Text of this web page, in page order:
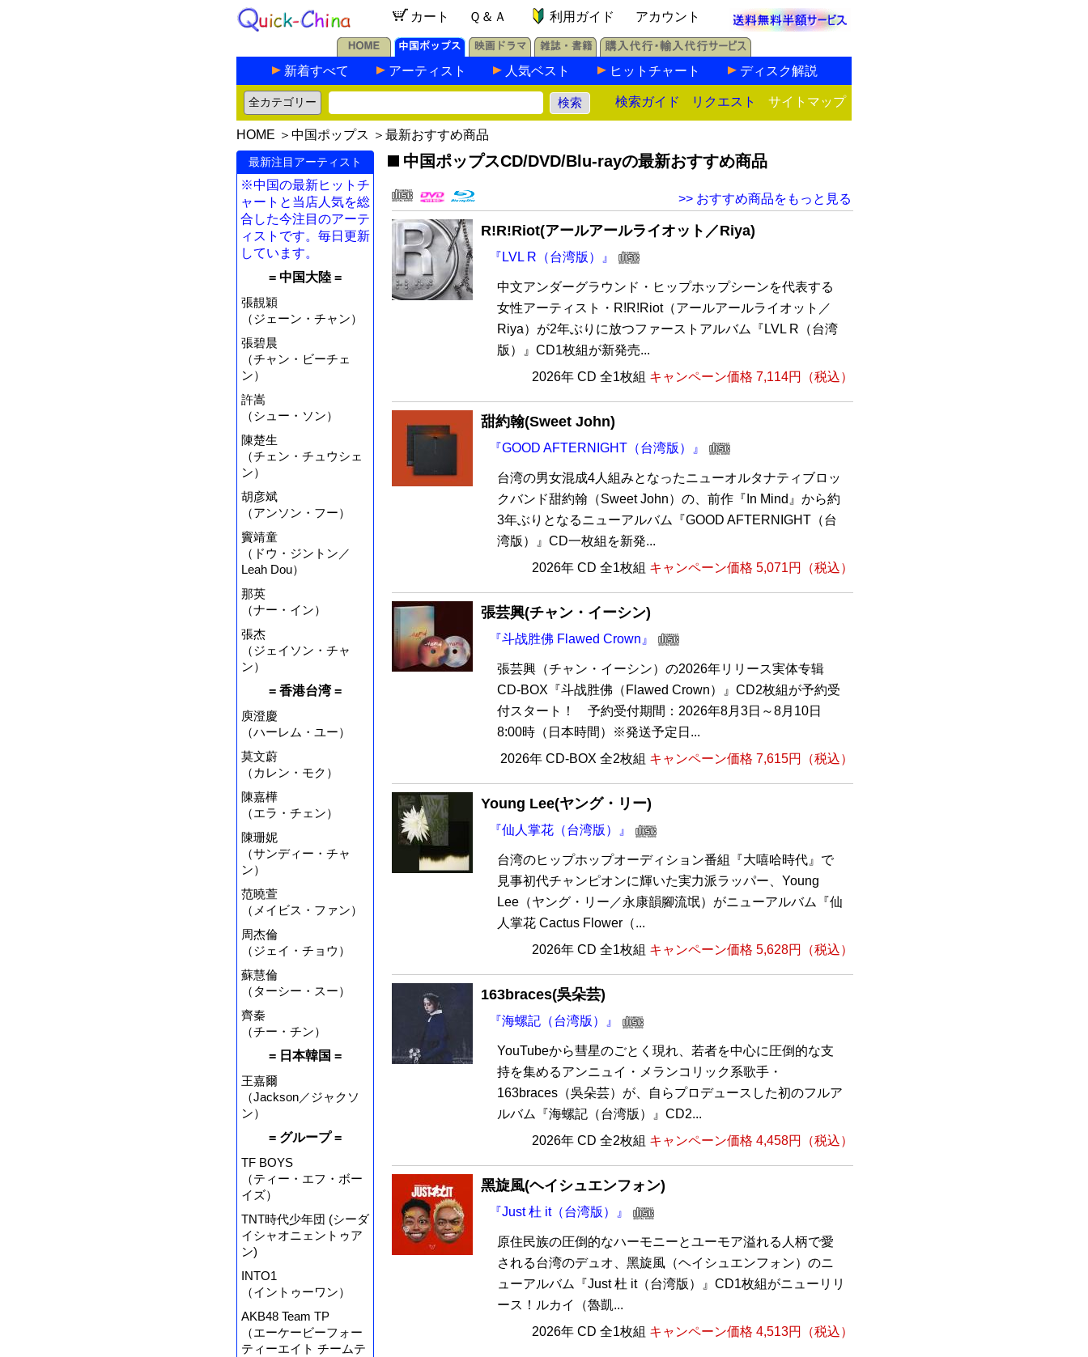
カート Ｑ＆Ａ 利用ガイド アカウント
新着すべて アーティスト 人気ベスト ヒットチャート ディスク解説
検索ガイド リクエスト サイトマップ
HOME ＞ 中国ポップス ＞最新おすすめ商品
最新注目アーティスト
※中国の最新ヒットチ
ャートと当店人気を総
合した今注目のアーテ
ィストです。毎日更新
しています。
= 中国大陸 =
張靚穎
（ジェーン・チャン）
張碧晨
（チャン・ビーチェ
ン）
許嵩
（シュー・ソン）
陳楚生
（チェン・チュウシェ
ン）
胡彦斌
（アンソン・フー）
竇靖童
（ドウ・ジントン／
Leah Dou）
那英
（ナー・イン）
張杰
（ジェイソン・チャ
ン）
= 香港台湾 =
庾澄慶
（ハーレム・ユー）
莫文蔚
（カレン・モク）
陳嘉樺
（エラ・チェン）
陳珊妮
（サンディー・チャ
ン）
范曉萱
（メイビス・ファン）
周杰倫
（ジェイ・チョウ）
蘇慧倫
（ターシー・スー）
齊秦
（チー・チン）
= 日本韓国 =
王嘉爾
（Jackson／ジャクソ
ン）
= グループ =
TF BOYS
（ティー・エフ・ボー
イズ）
TNT時代少年団 (シーダ
イシャオニェントゥア
ン)
INTO1
（イントゥーワン）
AKB48 Team TP
（エーケービーフォー
ティーエイト チームテ
中国ポップスCD/DVD/Blu-rayの最新おすすめ商品
>> おすすめ商品をもっと見る
R!R!Riot(アールアールライオット／Riya)
『LVL R（台湾版）』
中文アンダーグラウンド・ヒップホップシーンを代表する
女性アーティスト・R!R!Riot（アールアールライオット／
Riya）が2年ぶりに放つファーストアルバム『LVL R（台湾
版）』CD1枚組が新発売...
2026年 CD 全1枚組 キャンペーン価格 7,114円（税込）
甜約翰(Sweet John)
『GOOD AFTERNIGHT（台湾版）』
台湾の男女混成4人組みとなったニューオルタナティブロッ
クバンド甜約翰（Sweet John）の、前作『In Mind』から約
3年ぶりとなるニューアルバム『GOOD AFTERNIGHT（台
湾版）』CD一枚組を新発...
2026年 CD 全1枚組 キャンペーン価格 5,071円（税込）
張芸興(チャン・イーシン)
『斗战胜佛 Flawed Crown』
張芸興（チャン・イーシン）の2026年リリース実体专辑
CD-BOX『斗战胜佛（Flawed Crown）』CD2枚組が予約受
付スタート！ 予約受付期間：2026年8月3日～8月10日
8:00時（日本時間）※発送予定日...
2026年 CD-BOX 全2枚組 キャンペーン価格 7,615円（税込）
Young Lee(ヤング・リー)
『仙人掌花（台湾版）』
台湾のヒップホップオーディション番組『大嘻哈時代』で
見事初代チャンピオンに輝いた実力派ラッパー、Young
Lee（ヤング・リー／永康韻腳流氓）がニューアルバム『仙
人掌花 Cactus Flower（...
2026年 CD 全1枚組 キャンペーン価格 5,628円（税込）
163braces(吳朵芸)
『海螺記（台湾版）』
YouTubeから彗星のごとく現れ、若者を中心に圧倒的な支
持を集めるアンニュイ・メランコリック系歌手・
163braces（吳朵芸）が、自らプロデュースした初のフルア
ルバム『海螺記（台湾版）』CD2...
2026年 CD 全2枚組 キャンペーン価格 4,458円（税込）
黑旋風(ヘイシュエンフォン)
『Just 杜 it（台湾版）』
原住民族の圧倒的なハーモニーとユーモア溢れる人柄で愛
される台湾のデュオ、黑旋風（ヘイシュエンフォン）のニ
ューアルバム『Just 杜 it（台湾版）』CD1枚組がニューリリ
ース！ルカイ（魯凱...
2026年 CD 全1枚組 キャンペーン価格 4,513円（税込）